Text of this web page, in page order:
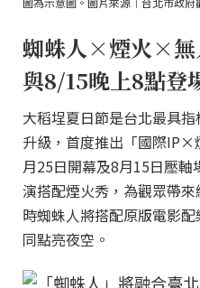
蜘蛛人×煙火×無
與8/15晚上8點登
大稻埕夏日節是台北最具
升級，首度推出「國際
月25日開幕及8月15日壓
演搭配煙火秀，為觀眾帶
時蜘蛛人將搭配原版電影
同點亮夜空。